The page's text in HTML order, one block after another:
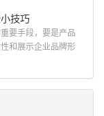
画册设计公司 如
员工的能力是否
息、与企业顺利沟
技巧
要手段，要是产品
和展示企业品牌形
引起客户关注 现
场宣传，高档产品